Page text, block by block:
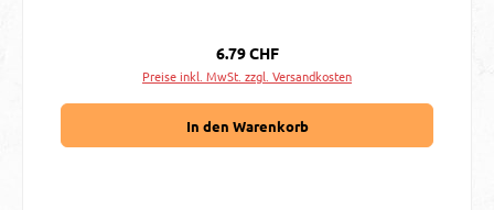
Regulärer Preis:
6.79 CHF
Preise inkl. MwSt. zzgl. Versandkosten
In den Warenkorb